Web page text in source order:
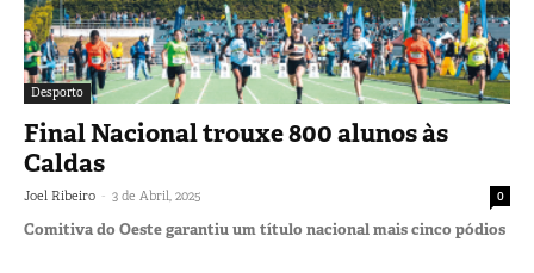
Desporto
Final Nacional trouxe 800 alunos às
Caldas
Joel Ribeiro - 3 de Abril, 2025 0
Comitiva do Oeste garantiu um título nacional mais cinco pódios